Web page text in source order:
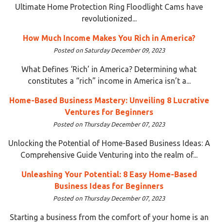
Ultimate Home Protection Ring Floodlight Cams have
revolutionized...
How Much Income Makes You Rich in America?
Posted on Saturday December 09, 2023
What Defines ‘Rich’ in America? Determining what
constitutes a “rich” income in America isn’t a...
Home-Based Business Mastery: Unveiling 8 Lucrative
Ventures for Beginners
Posted on Thursday December 07, 2023
Unlocking the Potential of Home-Based Business Ideas: A
Comprehensive Guide Venturing into the realm of...
Unleashing Your Potential: 8 Easy Home-Based
Business Ideas for Beginners
Posted on Thursday December 07, 2023
Starting a business from the comfort of your home is an